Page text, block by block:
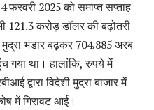
फरवरी 2025 को समाप्त सप्ताह
121.3 करोड़ डॉलर की बढ़ोतरी
भंडार बढ़कर 704.885 अरब
गया था। हालांकि, रुपये में
द्वारा विदेशी मुद्रा बाजार में
में गिरावट आई।